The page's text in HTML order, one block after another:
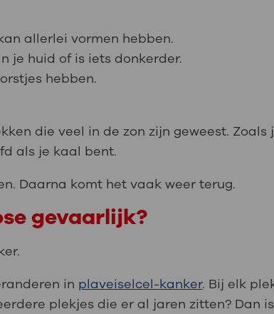
allerlei vormen hebben.
je huid of is iets donkerder.
hebben.
die veel in de zon zijn geweest. Zoals
als je kaal bent.
Daarna komt het vaak weer terug.
gevaarlijk?
in plaveiselcel-kanker. Bij elk
plekjes die er al jaren zitten? Dan